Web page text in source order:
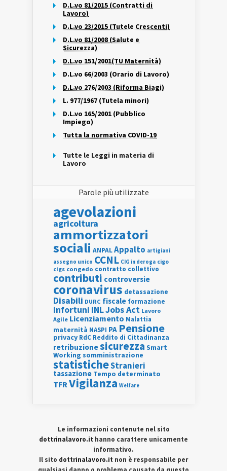
D.L.vo 81/2015 (Contratti di
Lavoro)
D.L.vo 23/2015 (Tutele Crescenti)
D.L.vo 81/2008 (Salute e
Sicurezza)
D.L.vo 151/2001(TU Maternità)
D.L.vo 66/2003 (Orario di Lavoro)
D.L.vo 276/2003 (Riforma Biagi)
L. 977/1967 (Tutela minori)
D.L.vo 165/2001 (Pubblico
Impiego)
Tutta la normativa COVID-19
Tutte le Leggi in materia di
Lavoro
Parole più utilizzate
agevolazioni
agricoltura
ammortizzatori
sociali ANPALAppalto artigiani
assegno unico CCNL CIG in deroga cigo
cigs congedo contratto collettivo
contributi controversie
coronavirus detassazione
Disabili DURC fiscale formazione
infortuni INLJobs Act Lavoro
Agile Licenziamento Malattia
maternità NASPI PA Pensione
privacy RdC Reddito di Cittadinanza
retribuzionesicurezza Smart
Working somministrazione
statisticheStranieri
tassazione Tempo determinato
TFRVigilanza Welfare
Le informazioni contenute nel sito
dottrinalavoro.it hanno carattere unicamente
informativo.
Il sito dottrinalavoro.it non è responsabile per